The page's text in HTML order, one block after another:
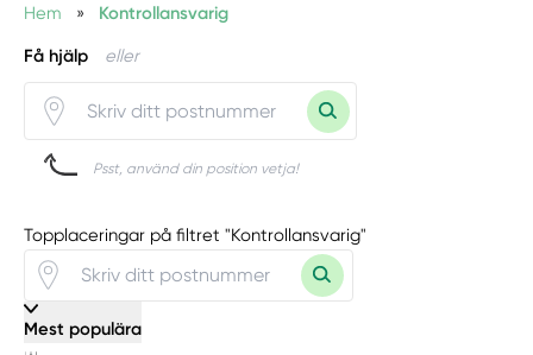
Hem
» Kontrollansvarig
Få hjälp eller
Psst, använd din position vetja!
Topplaceringar på filtret "Kontrollansvarig"
Mest populära